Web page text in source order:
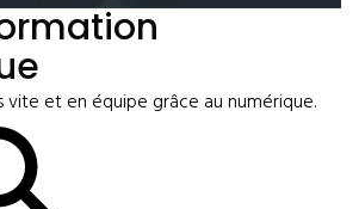
vite et en équipe grâce au numérique.